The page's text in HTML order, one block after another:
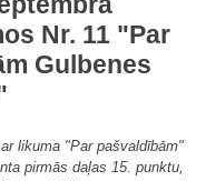
Nr. 11 "Par
Gulbenes
likuma "Par pašvaldībām"
pirmās daļas 15. punktu,